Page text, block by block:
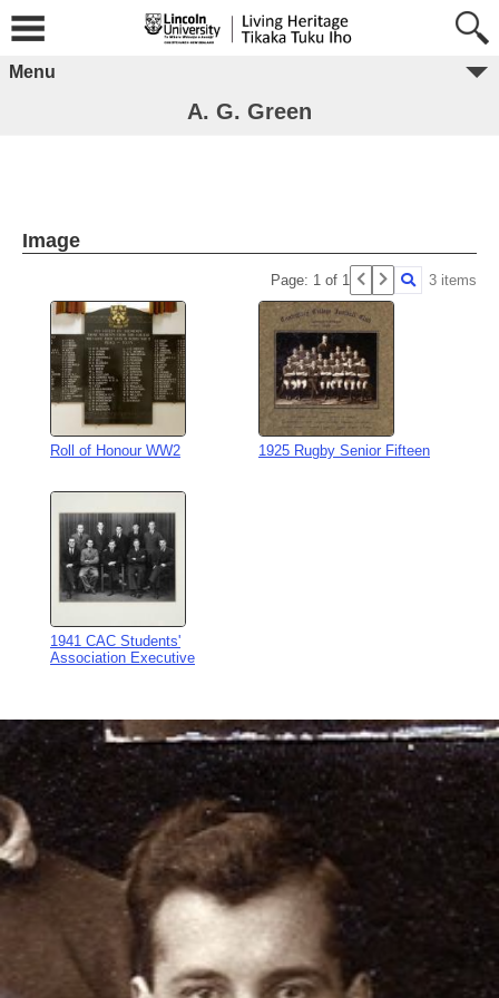
Menu
A. G. Green
Image
Page: 1 of 1 3 items
Roll of Honour WW2 1925 Rugby Senior Fifteen
1941 CAC Students'
Association Executive